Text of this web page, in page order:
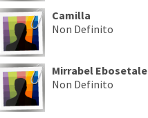
Camilla
Non Definito
Mirrabel Ebosetale
Non Definito